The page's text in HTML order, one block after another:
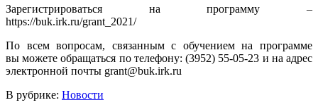
Зарегистрироваться на программу –
https://buk.irk.ru/grant_2021/
По всем вопросам, связанным с обучением на программе
вы можете обращаться по телефону: (3952) 55-05-23 и на адрес
электронной почты grant@buk.irk.ru
В рубрике: Новости